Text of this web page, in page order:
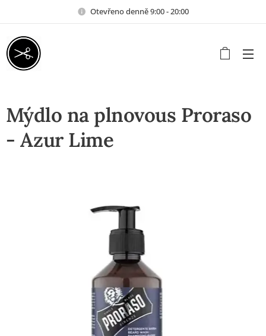
Otevřeno denně 9:00 - 20:00
Mýdlo na plnovous Proraso
- Azur Lime